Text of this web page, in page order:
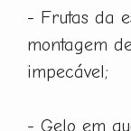
- Frutas da
montagem
impecável;
- Gelo em